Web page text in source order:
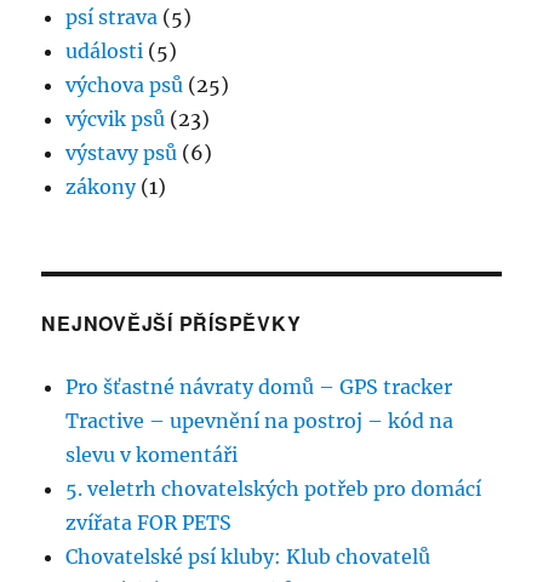
psí strava (5)
události (5)
výchova psů (25)
výcvik psů (23)
výstavy psů (6)
zákony(1)
NEJNOVĚJŠÍ PŘÍSPĚVKY
Pro šťastné návraty domů – GPS tracker
Tractive – upevnění na postroj – kód na
slevu v komentáři
5. veletrh chovatelských potřeb pro domácí
zvířata FOR PETS
Chovatelské psí kluby: Klub chovatelů